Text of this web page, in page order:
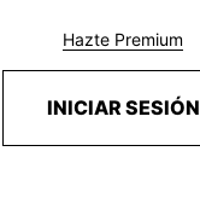
Hazte Premium
INICIAR SESIÓN